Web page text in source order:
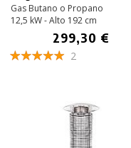
Gas Butano o Propano
12,5 kW - Alto 192 cm
299,30 €
2